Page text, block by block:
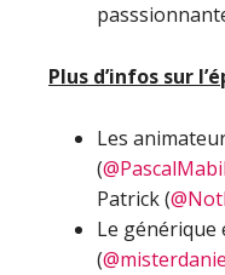
Plus d’infos sur
Les
(
Patrick (
Le générique
(